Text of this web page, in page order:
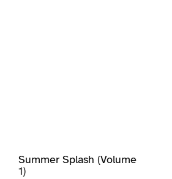
Summer Splash (Volume
1)